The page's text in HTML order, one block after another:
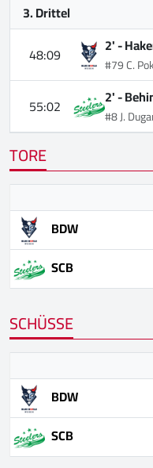
3. Drittel
48:09
2' -
#79 C.
55:02 2' -
#8 J.
TORE
BDW
SCB
SCHÜSSE
BDW
SCB